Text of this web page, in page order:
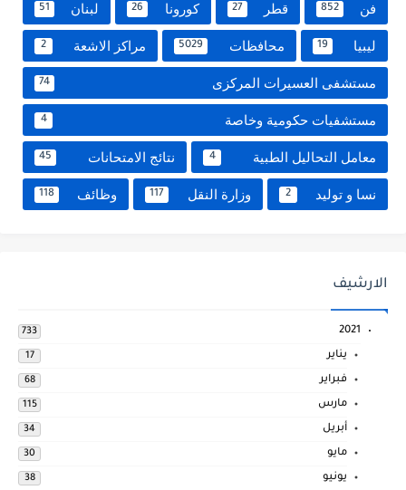
فن 852 قطر 27 كورونا 26 لبنان 51
ليبيا 19 محافظات 5029 مراكز الاشعة 2
مستشفى العسيرات المركزى 74
مستشفيات حكومية وخاصة 4
معامل التحاليل الطبية 4 نتائج الامتحانات 45
نسا و توليد 2 وزارة النقل 117 وظائف 118
الارشيف
2021
733
يناير 17
فبراير 68
مارس 115
أبريل 34
مايو 30
يونيو 38